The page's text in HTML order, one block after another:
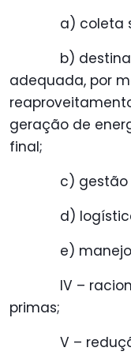
a) coleta
b)
adequada, por
geração de
final;
c) gestão
d)
e)
IV –
primas;
V –